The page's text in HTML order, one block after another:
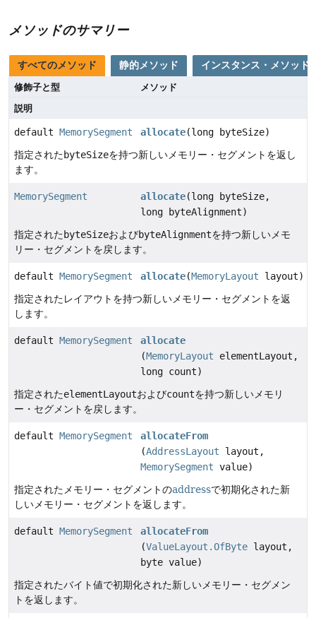
メソッドのサマリー
すべてのメソッド 静的メソッド インスタンス・メソッド
修飾子と型
メソッド
説明
default MemorySegment allocate(long byteSize)
指定されたbyteSizeを持つ新しいメモリー・セグメントを返し
ます。
MemorySegment allocate(long byteSize,
long byteAlignment)
指定されたbyteSizeおよびbyteAlignmentを持つ新しいメモ
リー・セグメントを戻します。
default MemorySegment allocate(MemoryLayout layout)
指定されたレイアウトを持つ新しいメモリー・セグメントを返
します。
default MemorySegment
allocate
(MemoryLayout elementLayout,
long count)
指定されたelementLayoutおよびcountを持つ新しいメモリ
ー・セグメントを戻します。
default MemorySegment
allocateFrom
(AddressLayout layout,
MemorySegment value)
指定されたメモリー・セグメントのaddressで初期化された新
しいメモリー・セグメントを返します。
default MemorySegment
allocateFrom
(ValueLayout.OfByte layout,
byte value)
指定されたバイト値で初期化された新しいメモリー・セグメン
トを返します。